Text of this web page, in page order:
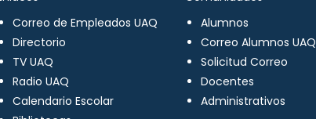
Correo de Empleados UAQ
Directorio
TV UAQ
Radio UAQ
Calendario Escolar
Alumnos
Correo Alumnos UAQ
Solicitud Correo
Docentes
Administrativos